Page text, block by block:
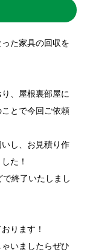
た家具の回収を
、屋根裏部屋に
とで今回ご依頼
し、お見積り作
た！
終了いたしまし
ります！
いましたらぜひ